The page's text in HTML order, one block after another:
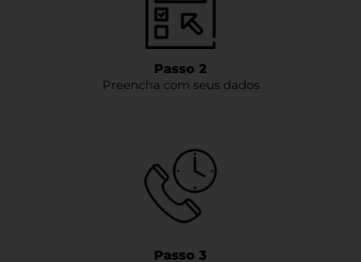
Passo 2
Preencha com seus dados
Passo 3